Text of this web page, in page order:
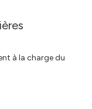
à la charge du